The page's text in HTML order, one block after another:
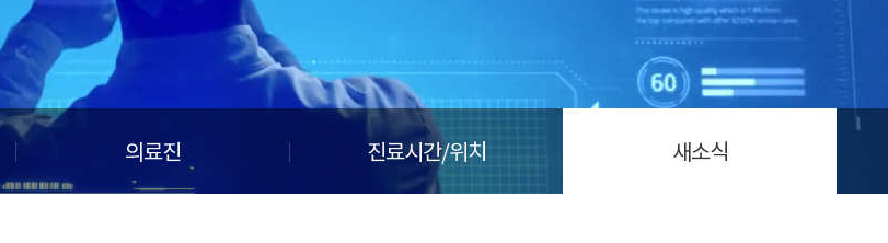
의료진 진료시간/위치 새소식